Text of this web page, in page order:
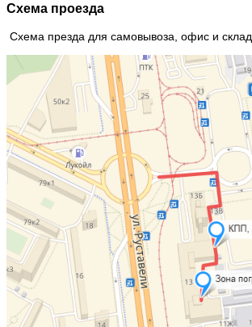
Схема проезда
Схема презда для самовывоза, офис и склад